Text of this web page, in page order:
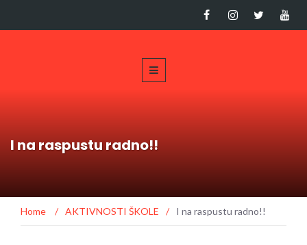
I na raspustu radno!!
Home / AKTIVNOSTI ŠKOLE / I na raspustu radno!!